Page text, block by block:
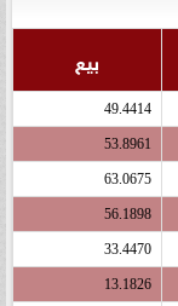
بيع
49.4414
53.8961
63.0675
56.1898
33.4470
13.1826